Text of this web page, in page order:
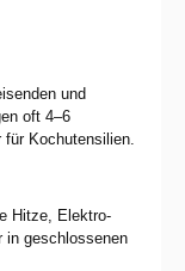
und
oft 4–6
für Kochutensilien.
Hitze, Elektro­
in geschlossenen